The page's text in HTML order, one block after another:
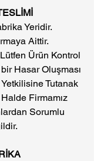
Yeridir.
Aittir.
Ürün Kontrol
Hasar Oluşması
Tutanak
Firmamız
Sorumlu